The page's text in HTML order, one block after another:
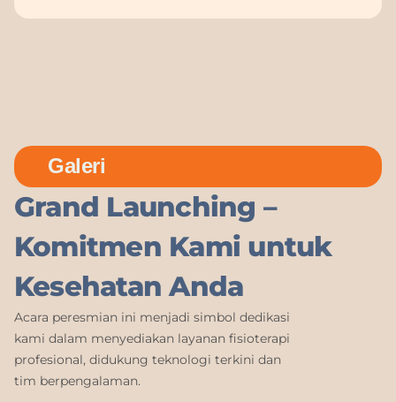
Galeri
Grand Launching –
Komitmen Kami untuk
Kesehatan Anda
Acara peresmian ini menjadi simbol dedikasi
kami dalam menyediakan layanan fisioterapi
profesional, didukung teknologi terkini dan
tim berpengalaman.